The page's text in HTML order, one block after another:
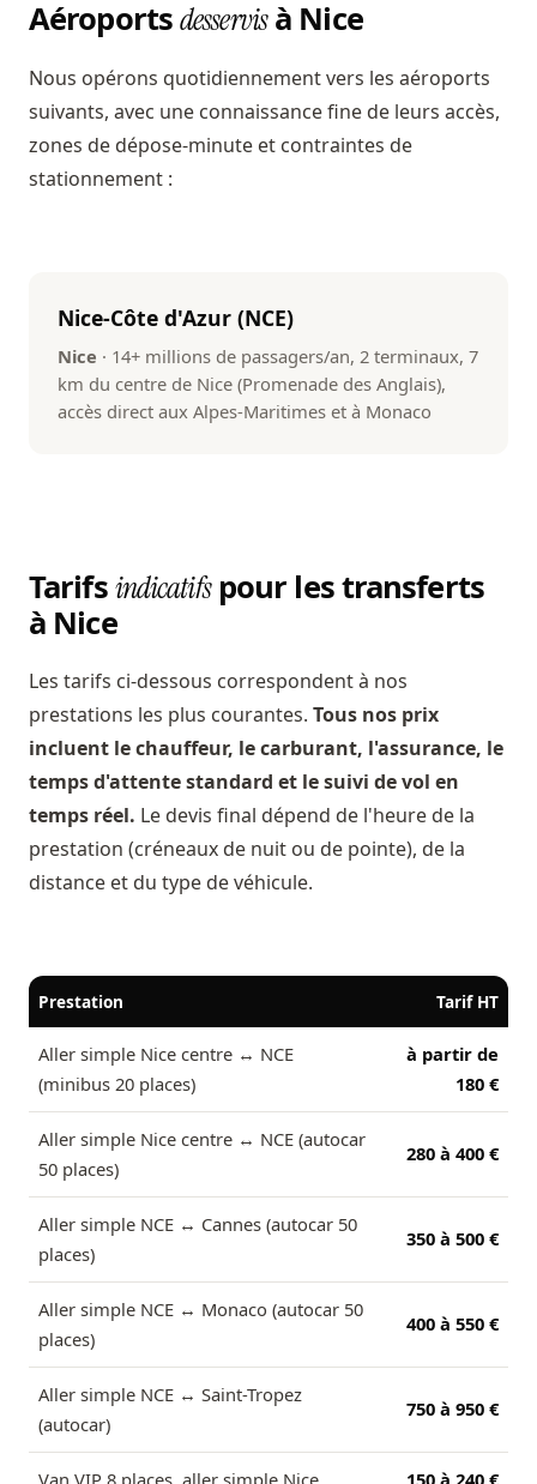
Aéroportsdesservisà Nice
Nous opérons quotidiennement vers les aéroports
suivants, avec une connaissance fine de leurs accès,
zones de dépose-minute et contraintes de
stationnement :
Nice-Côte d'Azur (NCE)
Nice · 14+ millions de passagers/an, 2 terminaux, 7
km du centre de Nice (Promenade des Anglais),
accès direct aux Alpes-Maritimes et à Monaco
Tarifsindicatifspour les transferts
à Nice
Les tarifs ci-dessous correspondent à nos
prestations les plus courantes. Tous nos prix
incluent le chauffeur, le carburant, l'assurance, le
temps d'attente standard et le suivi de vol en
temps réel. Le devis final dépend de l'heure de la
prestation (créneaux de nuit ou de pointe), de la
distance et du type de véhicule.
Prestation Tarif HT
Aller simple Nice centre ↔ NCE
(minibus 20 places)
à partir de
180 €
Aller simple Nice centre ↔ NCE (autocar
50 places)
280 à 400 €
Aller simple NCE ↔ Cannes (autocar 50
places)
350 à 500 €
Aller simple NCE ↔ Monaco (autocar 50
places)
400 à 550 €
Aller simple NCE ↔ Saint-Tropez
(autocar)
750 à 950 €
Van VIP 8 places, aller simple Nice 150 à 240 €